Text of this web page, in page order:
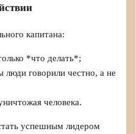
капитана:
*что делать*;
люди говорили честно, а не
человека.
успешным лидером